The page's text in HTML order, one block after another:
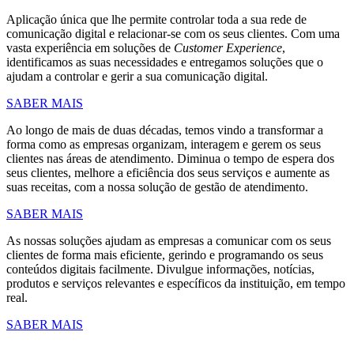
Aplicação única que lhe permite controlar toda a sua rede de
comunicação digital e relacionar-se com os seus clientes. Com uma
vasta experiência em soluções de Customer Experience,
identificamos as suas necessidades e entregamos soluções que o
ajudam a controlar e gerir a sua comunicação digital.
SABER MAIS
Ao longo de mais de duas décadas, temos vindo a transformar a
forma como as empresas organizam, interagem e gerem os seus
clientes nas áreas de atendimento. Diminua o tempo de espera dos
seus clientes, melhore a eficiência dos seus serviços e aumente as
suas receitas, com a nossa solução de gestão de atendimento.
SABER MAIS
As nossas soluções ajudam as empresas a comunicar com os seus
clientes de forma mais eficiente, gerindo e programando os seus
conteúdos digitais facilmente. Divulgue informações, notícias,
produtos e serviços relevantes e específicos da instituição, em tempo
real.
SABER MAIS